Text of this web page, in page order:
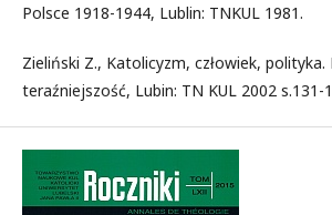
Polsce 1918-1944, Lublin: TNKUL 1981.
Zieliński Z., Katolicyzm, człowiek, polityka.
teraźniejszość, Lubin: TN KUL 2002 s.131-